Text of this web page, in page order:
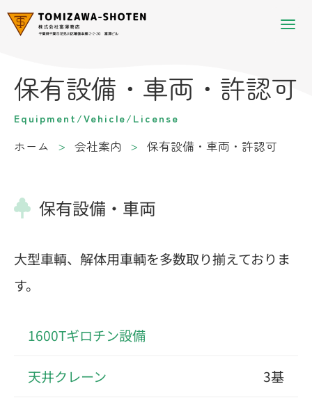
Equipment/Vehicle/License
保有設備・車両・許認可
ホーム 会社案内 保有設備・車両・許認可
保有設備・車両
大型車輌、解体用車輌を多数取り揃えておりま
す。
1600Tギロチン設備
天井クレーン 3基